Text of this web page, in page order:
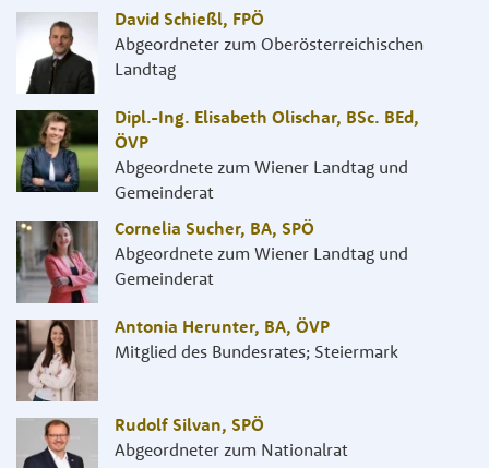
David Schießl, FPÖ
Abgeordneter zum Oberösterreichischen
Landtag
Dipl.-Ing. Elisabeth Olischar, BSc. BEd,
ÖVP
Abgeordnete zum Wiener Landtag und
Gemeinderat
Cornelia Sucher, BA, SPÖ
Abgeordnete zum Wiener Landtag und
Gemeinderat
Antonia Herunter, BA, ÖVP
Mitglied des Bundesrates; Steiermark
Rudolf Silvan, SPÖ
Abgeordneter zum Nationalrat